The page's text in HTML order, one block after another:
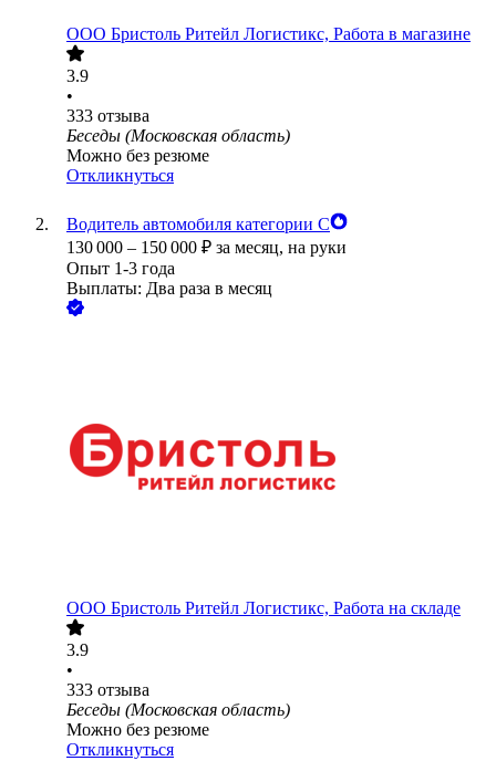
ООО Бристоль Ритейл Логистикс, Работа в магазине
3.9
•
333 отзыва
Беседы (Московская область)
Можно без резюме
Откликнуться
Водитель автомобиля категории С
130 000 – 150 000 ₽ за месяц, на руки
Опыт 1-3 года
Выплаты: Два раза в месяц
ООО Бристоль Ритейл Логистикс, Работа на складе
3.9
•
333 отзыва
Беседы (Московская область)
Можно без резюме
Откликнуться